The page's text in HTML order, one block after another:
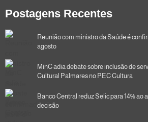
Postagens Recentes
Reunião com ministro da Saúde é
agosto
MinC adia debate sobre inclusão de
Cultural Palmares no PEC Cultura
Banco Central reduz Selic para 14% ao
decisão